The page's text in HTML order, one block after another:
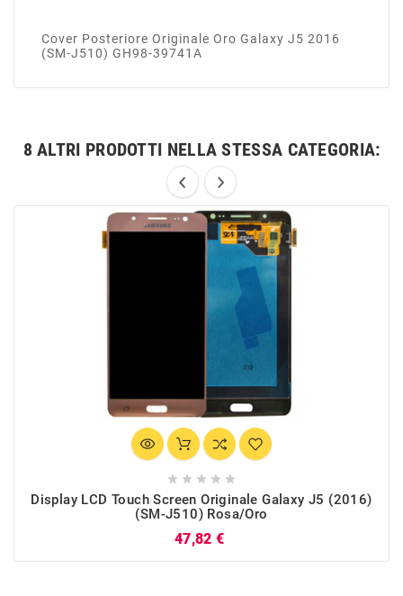
Cover Posteriore Originale Oro Galaxy J5 2016
(SM-J510) GH98-39741A
8 ALTRI PRODOTTI NELLA STESSA CATEGORIA:
    
Display LCD Touch Screen Originale Galaxy J5 (2016)
(SM-J510) Rosa/Oro
47,82 €